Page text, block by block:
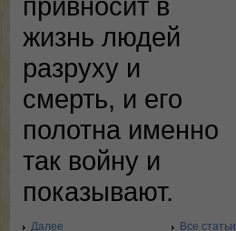
жизнь людей
разруху и
смерть, и его
полотна именно
так войну и
показывают.
Далее Все статьи